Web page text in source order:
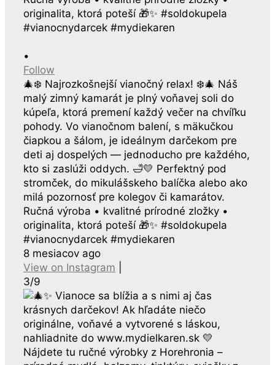
•
Follow
🎄❄️ Najrozkošnejší vianočný relax! ❄️🎄 Náš
malý zimný kamarát je plný voňavej soli do
kúpeľa, ktorá premení každý večer na chvíľku
pohody. Vo vianočnom balení, s mäkučkou
čiapkou a šálom, je ideálnym darčekom pre
deti aj dospelých — jednoducho pre každého,
kto si zaslúži oddych. 🛁💛 Perfektný pod
stromček, do mikulášskeho balíčka alebo ako
milá pozornosť pre kolegov či kamarátov.
Ručná výroba • kvalitné prírodné zložky •
originalita, ktorá poteší 🎁✨ #soldokupela
#vianocnydarcek #mydiekaren
8 mesiacov ago
View on Instagram
3/9